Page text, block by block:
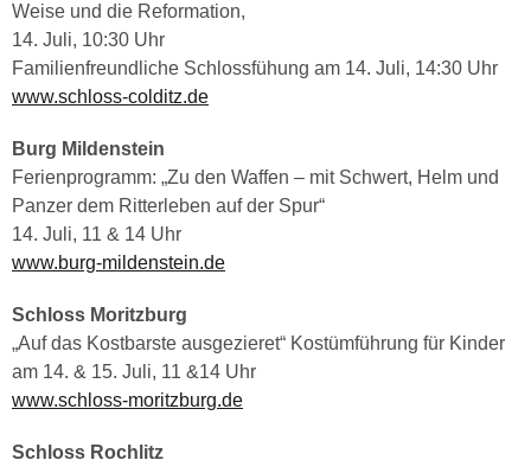
Weise und die Reformation,
14. Juli, 10:30 Uhr
Familienfreundliche Schlossfühung am 14. Juli, 14:30 Uhr
www.schloss-colditz.de
Burg Mildenstein
Ferienprogramm: „Zu den Waffen – mit Schwert, Helm und
Panzer dem Ritterleben auf der Spur“
14. Juli, 11 & 14 Uhr
www.burg-mildenstein.de
Schloss Moritzburg
„Auf das Kostbarste ausgezieret“ Kostümführung für Kinder
am 14. & 15. Juli, 11 &14 Uhr
www.schloss-moritzburg.de
Schloss Rochlitz